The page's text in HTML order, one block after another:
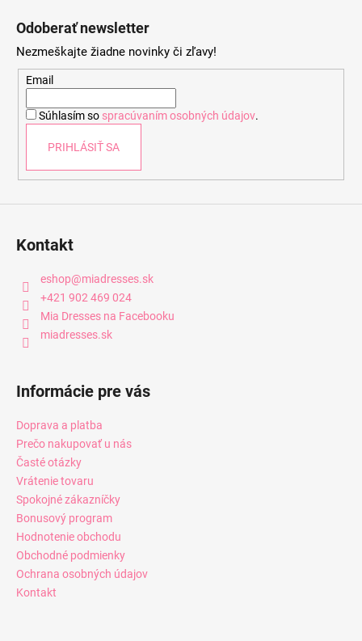
Odoberať newsletter
Nezmeškajte žiadne novinky či zľavy!
Email
Súhlasím so spracúvaním osobných údajov.
PRIHLÁSIŤ SA
Kontakt
eshop@miadresses.sk
+421 902 469 024
Mia Dresses na Facebooku
miadresses.sk
Informácie pre vás
Doprava a platba
Prečo nakupovať u nás
Časté otázky
Vrátenie tovaru
Spokojné zákazníčky
Bonusový program
Hodnotenie obchodu
Obchodné podmienky
Ochrana osobných údajov
Kontakt